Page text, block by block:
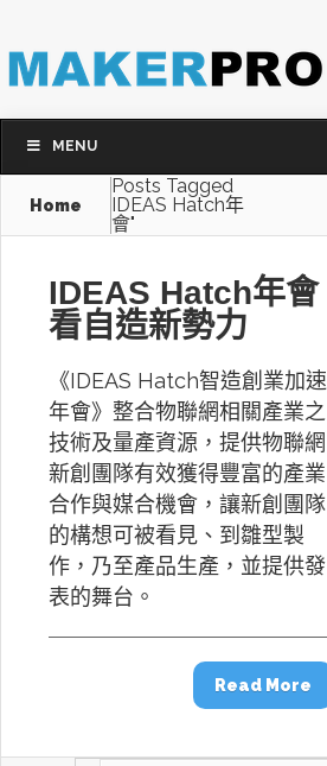
MENU
Home
Posts Tagged
IDEAS Hatch年
會"
IDEAS Hatch年會
看自造新勢力
《IDEAS Hatch智造創業加速
年會》整合物聯網相關產業之
技術及量產資源，提供物聯網
新創團隊有效獲得豐富的產業
合作與媒合機會，讓新創團隊
的構想可被看見、到雛型製
作，乃至產品生產，並提供發
表的舞台。
Read More